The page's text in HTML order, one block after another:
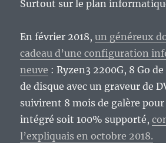
Surtout sur le plan
En février 2018,un généreux
cadeau d’une configuration
neuve : Ryzen3 2200G, 8 Go
de disque avec un graveur de
suivirent 8 mois de galère pour
intégré soit 100% supporté,
l’expliquais en octobre 2018.